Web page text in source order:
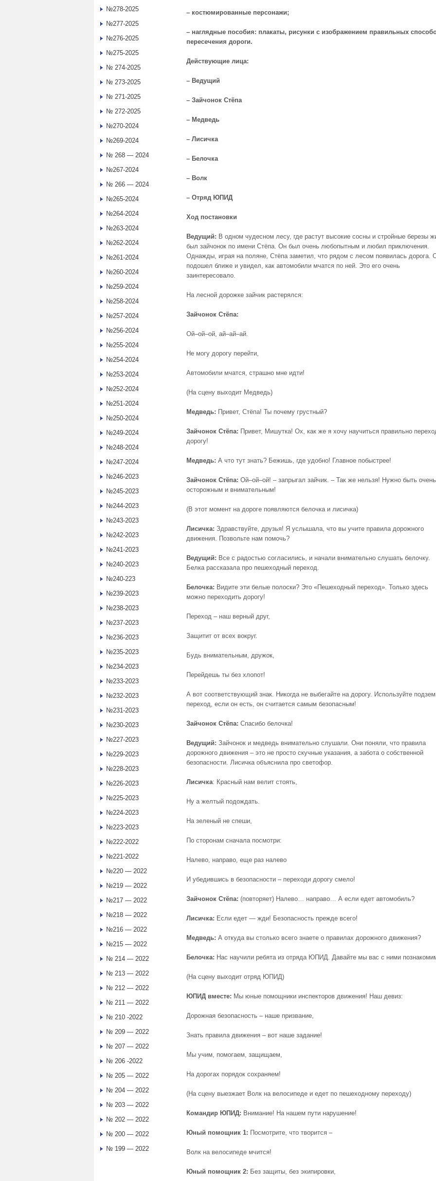
– костюмированные персонажи;
– наглядные пособия: плакаты, рисунки с изображением правильных
пересечения дороги.
Действующие лица:
– Ведущий
– Зайчонок Стёпа
– Медведь
– Лисичка
– Белочка
– Волк
– Отряд ЮПИД
Ход постановки
Ведущий: В одном чудесном лесу, где растут высокие сосны и стройные березы
был зайчонок по имени Стёпа. Он был очень любопытным и любил приключения.
Однажды, играя на поляне, Стёпа заметил, что рядом с лесом появилась дорога.
подошел ближе и увидел, как автомобили мчатся по ней. Это его очень
заинтересовало.
На лесной дорожке зайчик растерялся:
Зайчонок Стёпа:
Ой–ой–ой, ай–ай–ай.
Не могу дорогу перейти,
Автомобили мчатся, страшно мне идти!
(На сцену выходит Медведь)
Медведь: Привет, Стёпа! Ты почему грустный?
Зайчонок Стёпа: Привет, Мишутка! Ох, как же я хочу научиться правильно
дорогу!
Медведь: А что тут знать? Бежишь, где удобно! Главное побыстрее!
Зайчонок Стёпа: Ой–ой–ой! – запрыгал зайчик. – Так же нельзя! Нужно быть очень
осторожным и внимательным!
(В этот момент на дороге появляются белочка и лисичка)
Лисичка: Здравствуйте, друзья! Я услышала, что вы учите правила дорожного
движения. Позвольте нам помочь?
Ведущий: Все с радостью согласились, и начали внимательно слушать белочку.
Белка рассказала про пешеходный переход.
Белочка: Видите эти белые полоски? Это «Пешеходный переход». Только здесь
можно переходить дорогу!
Переход – наш верный друг,
Защитит от всех вокруг.
Будь внимательным, дружок,
Перейдешь ты без хлопот!
А вот соответствующий знак. Никогда не выбегайте на дорогу. Используйте
переход, если он есть, он считается самым безопасным!
Зайчонок Стёпа: Спасибо белочка!
Ведущий: Зайчонок и медведь внимательно слушали. Они поняли, что правила
дорожного движения – это не просто скучные указания, а забота о собственной
безопасности. Лисичка объяснила про светофор.
Лисичка: Красный нам велит стоять,
Ну а желтый подождать.
На зеленый не спеши,
По сторонам сначала посмотри:
Налево, направо, еще раз налево
И убедившись в безопасности – переходи дорогу смело!
Зайчонок Стёпа: (повторяет) Налево… направо… А если едет автомобиль?
Лисичка: Если едет — жди! Безопасность прежде всего!
Медведь: А откуда вы столько всего знаете о правилах дорожного движения?
Белочка: Нас научили ребята из отряда ЮПИД. Давайте мы вас с ними
(На сцену выходит отряд ЮПИД)
ЮПИД вместе: Мы юные помощники инспекторов движения! Наш девиз:
Дорожная безопасность – наше призвание,
Знать правила движения – вот наше задание!
Мы учим, помогаем, защищаем,
На дорогах порядок сохраняем!
(На сцену выезжает Волк на велосипеде и едет по пешеходному переходу)
Командир ЮПИД: Внимание! На нашем пути нарушение!
Юный помощник 1: Посмотрите, что творится –
Волк на велосипеде мчится!
Юный помощник 2: Без защиты, без экипировки,
№278-2025
№277-2025
№276-2025
№275-2025
№ 274-2025
№ 273-2025
№ 271-2025
№ 272-2025
№270-2024
№269-2024
№ 268 — 2024
№267-2024
№ 266 — 2024
№265-2024
№264-2024
№263-2024
№262-2024
№261-2024
№260-2024
№259-2024
№258-2024
№257-2024
№256-2024
№255-2024
№254-2024
№253-2024
№252-2024
№251-2024
№250-2024
№249-2024
№248-2024
№247-2024
№246-2023
№245-2023
№244-2023
№243-2023
№242-2023
№241-2023
№240-2023
№240-223
№239-2023
№238-2023
№237-2023
№236-2023
№235-2023
№234-2023
№233-2023
№232-2023
№231-2023
№230-2023
№227-2023
№229-2023
№228-2023
№226-2023
№225-2023
№224-2023
№223-2023
№222-2022
№221-2022
№220 — 2022
№219 — 2022
№217 — 2022
№218 — 2022
№216 — 2022
№215 — 2022
№ 214 — 2022
№ 213 — 2022
№ 212 — 2022
№ 211 — 2022
№ 210 -2022
№ 209 — 2022
№ 207 — 2022
№ 206 -2022
№ 205 — 2022
№ 204 — 2022
№ 203 — 2022
№ 202 — 2022
№ 200 — 2022
№ 199 — 2022